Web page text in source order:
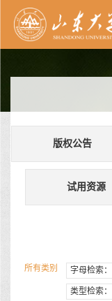
版权公告
试用资源
所有类别 字母检索：
类型检索：